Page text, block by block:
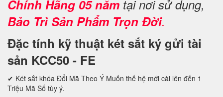
Chính Hãng 05 năm tại nơi sử dụng,
Bảo Trì Sản Phẩm Trọn Đời.
Đặc tính kỹ thuật két sắt ký gửi tài
sản KCC50 - FE
✔ Két sắt khóa Đổi Mã Theo Ý Muốn thế hệ mới cài lên đến 1
Triệu Mã Số tùy ý.